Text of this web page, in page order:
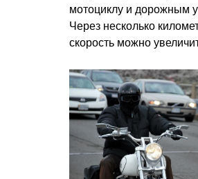
мотоциклу и дорожным
Через несколько
скорость можно